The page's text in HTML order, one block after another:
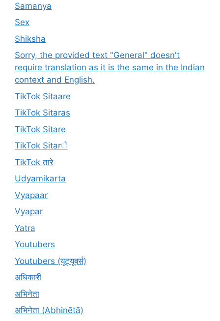
Samanya
Sex
Shiksha
Sorry, the provided text "General" doesn't
require translation as it is the same in the Indian
context and English.
TikTok Sitaare
TikTok Sitaras
TikTok Sitare
TikTok Sitarे
TikTok तारे
Udyamikarta
Vyapaar
Vyapar
Yatra
Youtubers
Youtubers (यूट्यूबर्स)
अधिकारी
अभिनेता
अभिनेता (Abhinētā)